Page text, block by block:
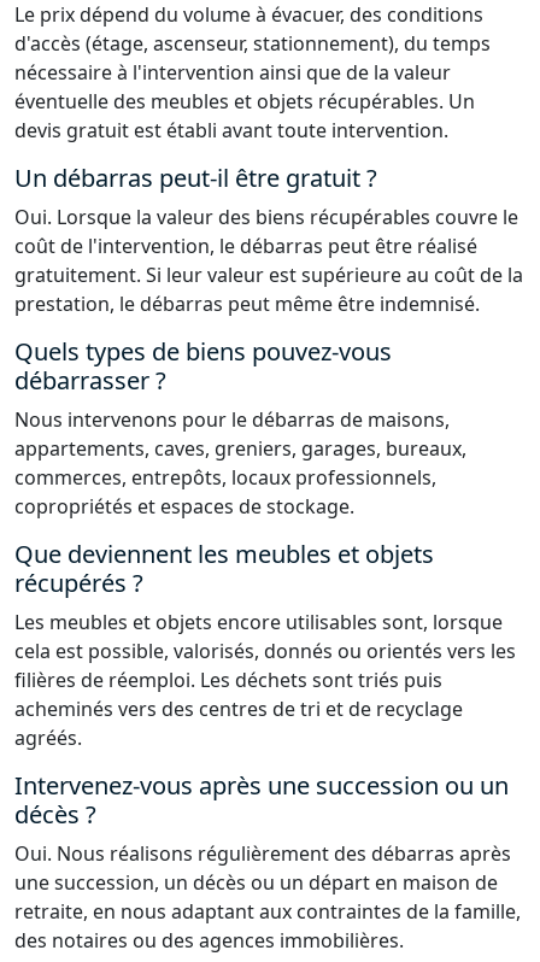
Le prix dépend du volume à évacuer, des conditions
d'accès (étage, ascenseur, stationnement), du temps
nécessaire à l'intervention ainsi que de la valeur
éventuelle des meubles et objets récupérables. Un
devis gratuit est établi avant toute intervention.
Un débarras peut-il être gratuit ?
Oui. Lorsque la valeur des biens récupérables couvre le
coût de l'intervention, le débarras peut être réalisé
gratuitement. Si leur valeur est supérieure au coût de la
prestation, le débarras peut même être indemnisé.
Quels types de biens pouvez-vous
débarrasser ?
Nous intervenons pour le débarras de maisons,
appartements, caves, greniers, garages, bureaux,
commerces, entrepôts, locaux professionnels,
copropriétés et espaces de stockage.
Que deviennent les meubles et objets
récupérés ?
Les meubles et objets encore utilisables sont, lorsque
cela est possible, valorisés, donnés ou orientés vers les
filières de réemploi. Les déchets sont triés puis
acheminés vers des centres de tri et de recyclage
agréés.
Intervenez-vous après une succession ou un
décès ?
Oui. Nous réalisons régulièrement des débarras après
une succession, un décès ou un départ en maison de
retraite, en nous adaptant aux contraintes de la famille,
des notaires ou des agences immobilières.